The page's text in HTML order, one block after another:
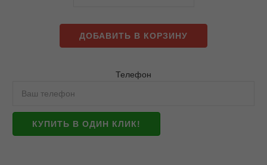
ДОБАВИТЬ В КОРЗИНУ
Телефон
КУПИТЬ В ОДИН КЛИК!